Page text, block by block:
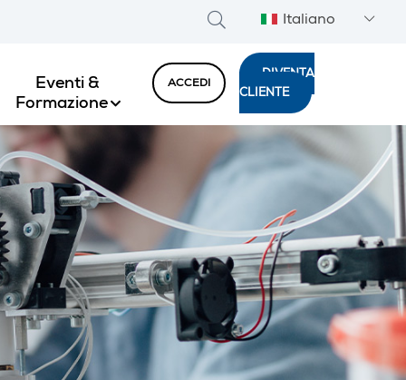
Italiano
Eventi &
Formazione
ACCEDI
DIVENTA
CLIENTE